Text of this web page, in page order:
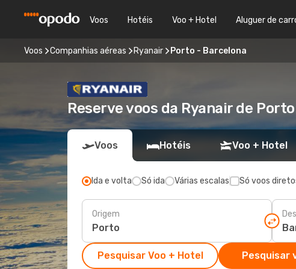
Voos Hotéis Voo + Hotel Aluguer de
Voos Companhias aéreas Ryanair Porto - Barcelona
Reserve voos da Ryanair de
Voos Hotéis Voo + Hotel
Ida e volta Só ida Várias escalas Só voos
Origem
Pesquisar Voo + Hotel Pesquisar